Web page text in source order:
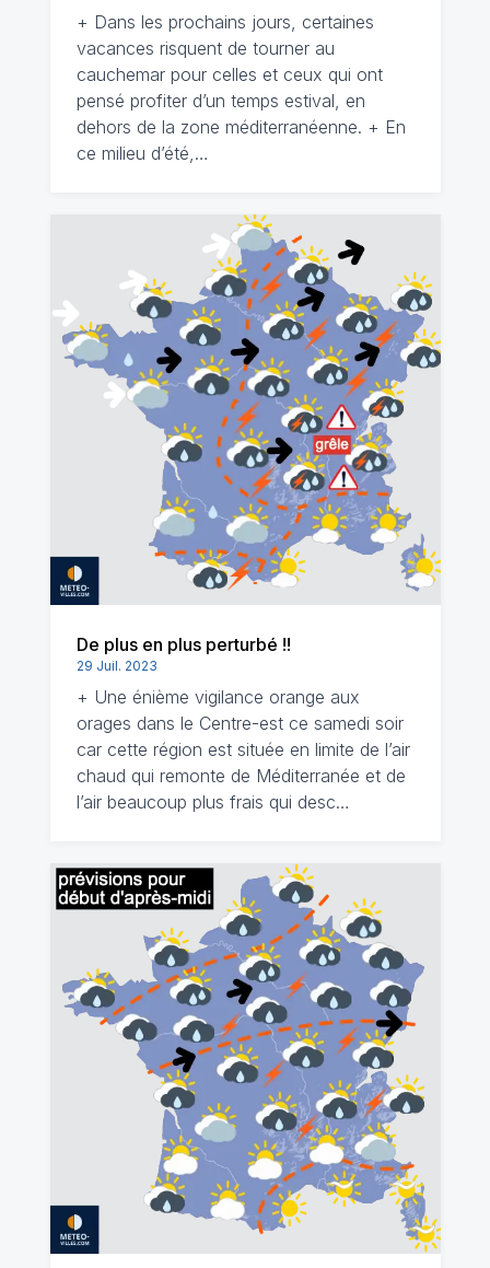
+ Dans les prochains jours, certaines
vacances risquent de tourner au
cauchemar pour celles et ceux qui ont
pensé profiter d’un temps estival, en
dehors de la zone méditerranéenne. + En
ce milieu d’été,…
De plus en plus perturbé !!
29 Juil. 2023
+ Une énième vigilance orange aux
orages dans le Centre-est ce samedi soir
car cette région est située en limite de l’air
chaud qui remonte de Méditerranée et de
l’air beaucoup plus frais qui desc…